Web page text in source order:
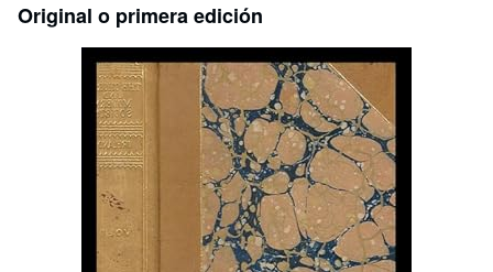
Vendedores
Comenzar a vender
CERRAR
Original o primera edición